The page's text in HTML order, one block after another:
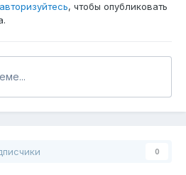
авторизуйтесь, чтобы опубликовать
0